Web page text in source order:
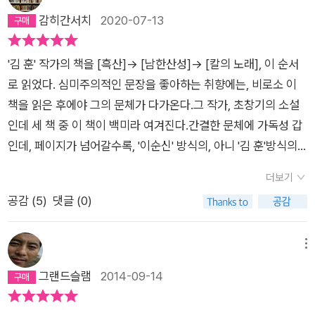
조정은 그런 이순신을 한산 통제영에서 체포해 서울로 압송한다.
죄목은 임금을 기만하고 가토의 머리를 잘라오라는 조정의 기동
력한 임금을 좌우로 흔들던 당쟁의 합작품이었다.이순신이 나간
자리를 원균이 대신했다. 그해 7월, 아둔한 도원수 권율은 원균의
함대를 앞세워 가토의 머리를 자르러 갔다. 이순신이 없는 바다에
서 원균은 참패했다. 삼도수군은 궤멸했다. 백의종군하여 남해를
정찰중이던 8월, 이순신은 다시 삼도수군통제사로 임명된다. 그
러나 삼도의 수군을 통제해야할 이순신에게 더 이상 수군은 없었
다. 남아있는 병사를 수습하여 권율의 휘하로 들어가라는 조정의
배가 있사옵니다. 신의 몸이 아직 살아 있는 한 적들이 우리를 업
신여기지 못할 것입니다.'임금은 이순신의 벨 수 없는 적이었다.
또한 12척의 배로는 바다를 빼곡히 뒤덮은 왜군을 벨 수 없었다.
이순신은 벨 수 없는 적들을 망토처럼 두른채 12척의 배를 끌고
감히간서치 2020-07-13
'김 훈' 작가의 책을 [흑산]→ [남한산성]→ [칼의 노래], 이 순서
로 읽었다. 심미주의적인 문장을 좋아하는 취향에는, 비로소 이
책을 읽은 후에야 그의 문체가 다가온다.그 작가, 초창기의 소설
인데 세 책 중 이 책이 백미라 여겨진다.간결한 문체에 가독성 갑
인데, 페이지가 넘어갈수록, '이순신' 방식의, 아니 '김 훈'방식의
리기도 했다.​[칼의 노래]를 '이외수'의 [칼]과 헷갈렸고[칼의 노
래]가 '이순신' 이야기임을 알았을 땐,[난중일기]를 너무도 지루
하게 읽었던 초딩의 악몽이 떠올라 그런 연장선쯤으로 여겼던 무
지를 반성한다.​소설 속 화자인 나, '이순신'을 자꾸만 명량 영화의
'최민식'으로 오버랩하면서 읽게 되는 책.영화 명량도 다시 보아
야겠다고..정유년 4월 초하루 의금부에서 풀려난 그(이순신)는,
더보기
공감 (5) 댓글 (0)
그랜드슬램 2014-09-14